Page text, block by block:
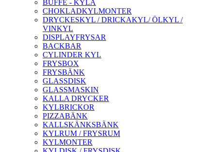
BUFFÉ - KYLA
CHOKLADKYLMONTER
DRYCKESKYL / DRICKAKYL/ ÖLKYL /
VINKYL
DISPLAYFRYSAR
BACKBAR
CYLINDER KYL
FRYSBOX
FRYSBÄNK
GLASSDISK
GLASSMASKIN
KALLA DRYCKER
KYLBRICKOR
PIZZABÄNK
KALLSKÄNKSBÄNK
KYLRUM / FRYSRUM
KYLMONTER